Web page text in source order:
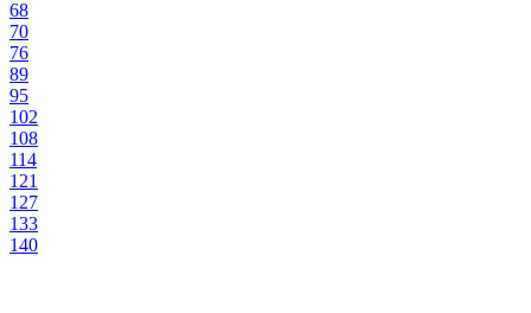
68
70
76
89
95
102
108
114
121
127
133
140